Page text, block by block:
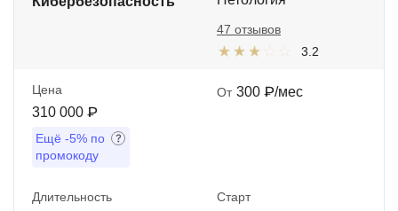
3.2
47 отзывов
Цена
310 000 ₽
Ещё -5% по
промокоду
От 300 ₽/мес
Длительность Старт